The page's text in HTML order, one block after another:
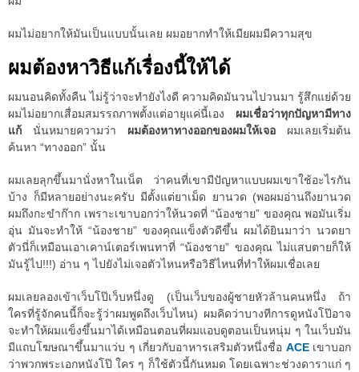
ผมไม่อยากให้มันเป็นแบบนั้นเลย ผมอยากทำให้เมียผมมีความสุข
ผมต้องหาวิธีแก้เรื่องนี้ให้ได้
ผมนอนคิดทั้งคืน ไม่รู้ว่าจะทำยังไงดี ความคิดมันวนไปวนมา รู้สึกแย่ด้วย
ผมไม่อยากเสื่อมสมรรถภาพตั้งแต่อายุแค่นี้เอง ผมเชื่อว่าทุกปัญหามีทาง
แก้ นั่นหมายความว่า ผมต้องหาทางออกของผมให้เจอ ผมเลยเริ่มต้น
ค้นหา “ทางออก” นั้น
ผมเลยลุกขึ้นมานั่งหาในเน็ต ว่าคนที่เขามีปัญหาแบบผมเขาใช้อะไรกัน
บ้าง ก็มีหลายอย่างนะครับ มีตั้งแต่ยาเม็ด ยานวด (พอผมอ่านถึงยานวด
ผมถึงกะขำก๊าก เพราะเขาบอกว่าให้นวดที่ “น้องชาย” ของคุณ พอมันเริ่ม
อุ่น มันจะทำให้ “น้องชาย” ของคุณแข็งตัวดีขึ้น ผมได้ยินมาว่า นวดยา
ตัวนี่ก็เหมือนเอาเคาน์เตอร์เพนทาที่ “น้องชาย” ของคุณ ไม่แสบตายก็ให้
มันรู้ไป!!!) อ่าน ๆ ไปยังไม่เจอตัวไหนหรือวิธีไหนที่ทำให้ผมเชื่อเลย
ผมเลยลองเข้าเว็บโป๊เว็บหนึ่งดู (เป็นเว็บของผู้ชายหัวล้านคนหนึ่ง ถ้า
ใครที่รู้จักคนนี้ก็จะรู้ว่าผมพูดถึงเว็บไหน) ผมคิดว่าบางทีการดูหนังโป๊อาจ
จะทำให้ผมแข็งขึ้นมาได้เหมือนตอนที่ผมแอบดูตอนเป็นหนุ่ม ๆ ในเว็บมัน
มีแถบโฆษณาขึ้นมาแว่บ ๆ เกี่ยวกับอาหารเสริมตัวหนึ่งชื่อ ACEเขาบอก
ว่าพวกพระเอกหนังโป๊ ใคร ๆ ก็ใช้ตัวนี้กันหมด โดยเฉพาะช่วงดาราแก่ ๆ